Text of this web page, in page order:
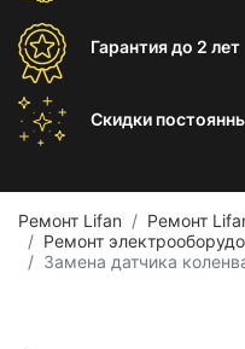
Гарантиядо 2 лет
Скидки
Ремонт Lifan
Ремонт
Ремонт
Замена датчика